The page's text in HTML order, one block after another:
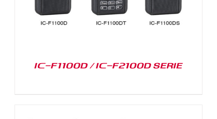
IC-F1100D / IC-F2100D SERIE